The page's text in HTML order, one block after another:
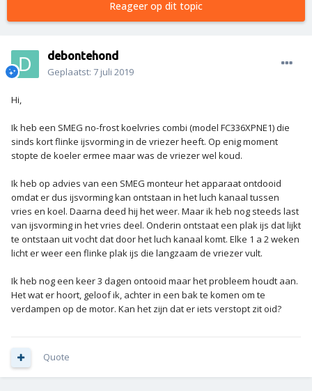
Reageer op dit topic
debontehond
Geplaatst: 7 juli 2019
Hi,
Ik heb een SMEG no-frost koelvries combi (model FC336XPNE1) die
sinds kort flinke ijsvorming in de vriezer heeft. Op enig moment
stopte de koeler ermee maar was de vriezer wel koud.
Ik heb op advies van een SMEG monteur het apparaat ontdooid
omdat er dus ijsvorming kan ontstaan in het luch kanaal tussen
vries en koel. Daarna deed hij het weer. Maar ik heb nog steeds last
van ijsvorming in het vries deel. Onderin ontstaat een plak ijs dat lijkt
te ontstaan uit vocht dat door het luch kanaal komt. Elke 1 a 2 weken
licht er weer een flinke plak ijs die langzaam de vriezer vult.
Ik heb nog een keer 3 dagen ontooid maar het probleem houdt aan.
Het wat er hoort, geloof ik, achter in een bak te komen om te
verdampen op de motor. Kan het zijn dat er iets verstopt zit oid?
Quote